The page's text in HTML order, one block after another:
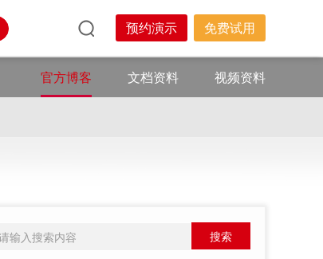
预约演示 免费试用
官方博客 文档资料 视频资料